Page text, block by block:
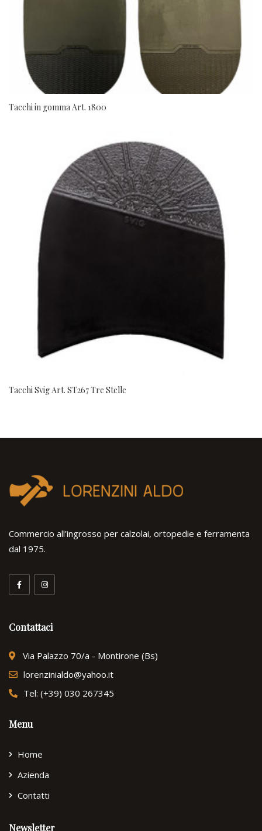
Tacchi in gomma Art. 1800
Tacchi Svig Art. ST267 Tre Stelle
Commercio all’ingrosso per calzolai, ortopedie e ferramenta
dal 1975.
Contattaci
Via Palazzo 70/a - Montirone (Bs)
lorenzinialdo@yahoo.it
Tel: (+39) 030 267345
Menu
Home
Azienda
Contatti
Newsletter